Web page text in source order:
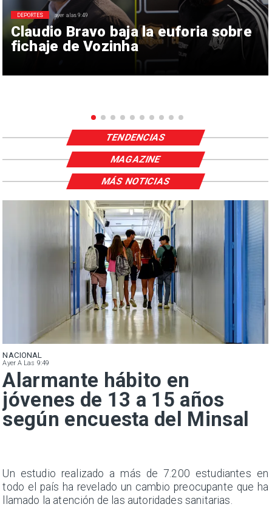
Claudio Bravo baja la euforia sobre
fichaje de Vozinha
DEPORTES ayer a las 9:49
TENDENCIAS
MAGAZINE
NACIONAL
Ayer A Las 9:49
Alarmante hábito en
jóvenes de 13 a 15 años
según encuesta del Minsal
Un estudio realizado a más de 7.200 estudiantes en
todo el país ha revelado un cambio preocupante que ha
llamado la atención de las autoridades sanitarias.
MÁS NOTICIAS